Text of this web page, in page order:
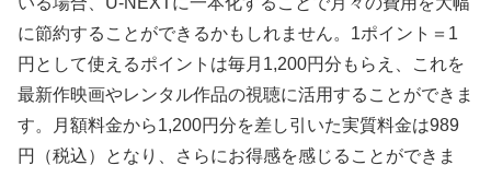
に節約することができるかもしれません。1ポイント＝1
円として使えるポイントは毎月1,200円分もらえ、これを
最新作映画やレンタル作品の視聴に活用することができま
す。月額料金から1,200円分を差し引いた実質料金は989
円（税込）となり、さらにお得感を感じることができま